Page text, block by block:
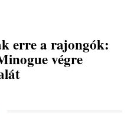
erre a rajongók:
végre